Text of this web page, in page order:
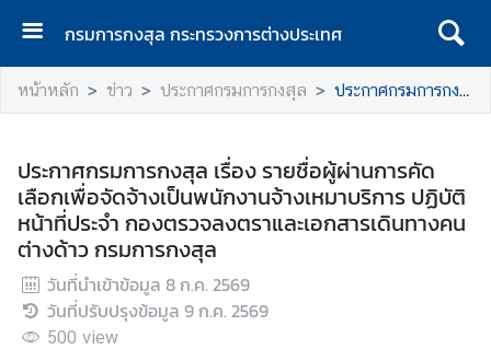
กรมการกงสุล กระทรวงการต่างประเทศ
ห
น้
ร
ก
ก
ร
ม
ก
หน้าหลัก ข่าว ประกาศกรมการกงสุล ประกาศกรมการกงสุล เรื่อง รายชื่อผู้ผ่านการคัดเลือกเพื่อจัดจ้างเป็นพนักงานจ้างเหมาบริการ ปฏิบัติหน้าที่ประจำ กองตรวจลงตราและเอกสารเดินทางคนต่างด้าว กรมการกงสุล
ประกาศกรมการกงสุล เรื่อง รายชื่อผู้ผ่านการคัด
เลือกเพื่อจัดจ้างเป็นพนักงานจ้างเหมาบริการ ปฏิบัติ
หน้าที่ประจำ กองตรวจลงตราและเอกสารเดินทางคน
ต่างด้าว กรมการกงสุล
วันที่นำเข้าข้อมูล 8 ก.ค. 2569
วันที่ปรับปรุงข้อมูล 9 ก.ค. 2569
500 view